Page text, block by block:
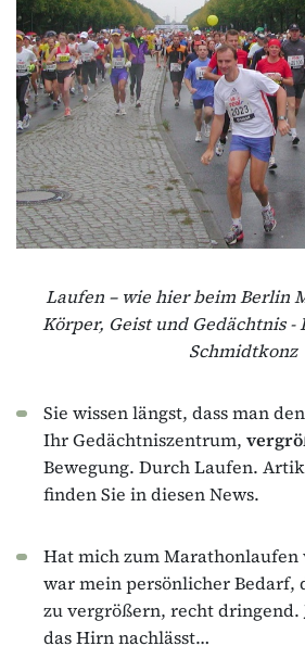
Laufen – wie hier beim Berlin
Körper, Geist und Gedächtnis -
Schmidtkonz
Sie wissen längst, dass man
Ihr Gedächtniszentrum,
Bewegung. Durch Laufen.
finden Sie in diesen News.
Hat mich zum
war mein persönlicher Bedarf,
zu vergrößern, recht dringend.
das Hirn nachlässt…